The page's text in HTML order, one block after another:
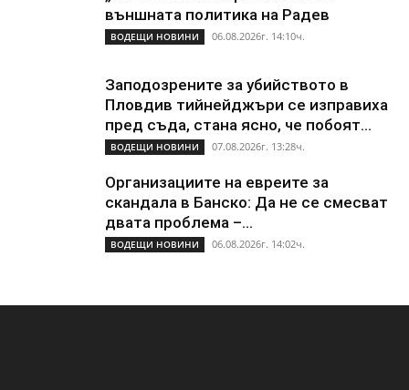
външната политика на Радев
ВОДЕЩИ НОВИНИ 06.08.2026г. 14:10ч.
Заподозрените за убийството в
Пловдив тийнейджъри се изправиха
пред съда, стана ясно, че побоят...
ВОДЕЩИ НОВИНИ 07.08.2026г. 13:28ч.
Организациите на евреите за
скандала в Банско: Да не се смесват
двата проблема –...
ВОДЕЩИ НОВИНИ 06.08.2026г. 14:02ч.